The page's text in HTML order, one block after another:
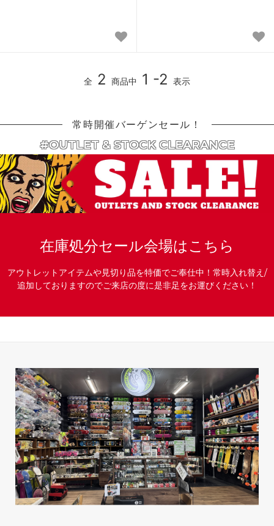
全 2 商品中 1 -2 表示
常時開催バーゲンセール！
#OUTLET & STOCK CLEARANCE
在庫処分セール会場はこちら
アウトレットアイテムや見切り品を特価でご奉仕中！常時入れ替え/
追加しておりますのでご来店の度に是非足をお運びください！